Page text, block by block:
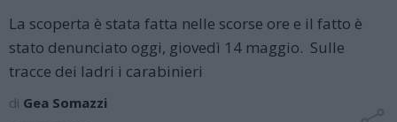
La scoperta è stata fatta nelle scorse ore e il fatto è
stato denunciato oggi, giovedì 14 maggio. Sulle
tracce dei ladri i carabinieri
di Gea Somazzi